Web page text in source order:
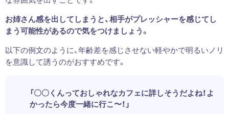
お姉さん感を出してしまうと、相手がプレッシャーを感じてし
まう可能性があるので気をつけましょう。
以下の例文のように、年齢差を感じさせない軽やかで明るいノリ
を意識して誘うのがおすすめです。
「〇〇くんっておしゃれなカフェに詳しそうだよね！よ
かったら今度一緒に行こ〜！」